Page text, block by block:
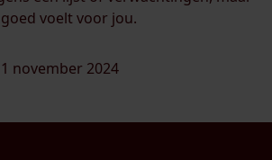
voelt voor jou.
november 2024